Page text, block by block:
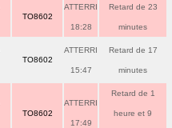
TO8602
ATTERRI
18:28
Retard de 23
minutes
TO8602
ATTERRI
15:47
Retard de 17
minutes
TO8602
ATTERRI
17:49
Retard de 1
heure et 9